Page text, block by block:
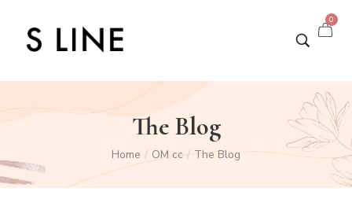
0
The Blog
Home / OM cc / The Blog